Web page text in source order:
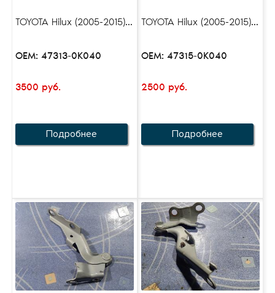
TOYOTA Hilux (2005-2015)...
OEM: 47313-0K040
3500 руб.
Подробнее
TOYOTA Hilux (2005-2015)...
OEM: 47315-0K040
2500 руб.
Подробнее